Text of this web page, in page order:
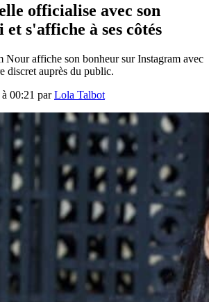
officialise avec son
s'affiche à ses côtés
Nour affiche son bonheur sur Instagram avec
discret auprès du public.
00:21 parLola Talbot